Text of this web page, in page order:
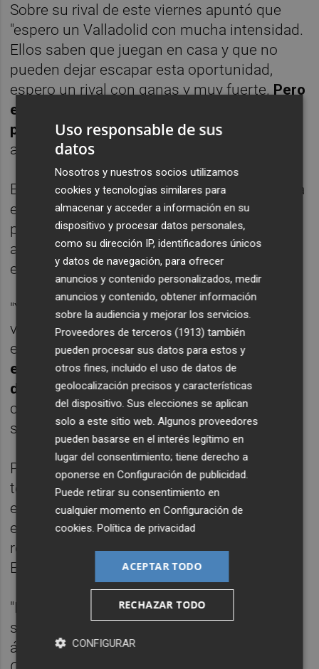
Sobre su rival de este viernes apuntó que
"espero un Valladolid con mucha intensidad.
Ellos saben que juegan en casa y que no
pueden dejar escapar esta oportunidad,
espero un rival con ganas y muy fuerte. Pero
espero que mi equipo se un equipo con
personalidady que sea un equipo que salga
a competir desde el primer minuto".
El partido cobra una especial relevancia para
el Villarreal, que ocupa la penúltima plaza, y
para el Valladolid, ya que en caso de ganar
aumentaría a nueve puntos la diferencia con
el conjunto castellonense.
"Ya todos los partidos de aquí hasta el final
van a ser muy importantes y este además lo
es con un rival directo.El Valladolid es un
equipo que ya nos ganó en casa y al que es
difícil hacerles daño.Son un equipo sólido,
comprometido y que juegan unidos
siempre", apostilló.
Por último, recordó la mala fortuna que han
tenido esta temporada cuando se han
enfrentado a jugadores que tienen cedidos
en otros clubes, algo que espera que no se
repita este viernes con el delantero turco
Enes Unal.
"Deberemos estar atentos con Unal,
sabemos lo que puede aportar y que en el
área es peligroso. Ya hemos visto que Leo y
Uso responsable de sus
datos
Nosotros y nuestros socios utilizamos
cookies y tecnologías similares para
almacenar y acceder a información en su
dispositivo y procesar datos personales,
como su dirección IP, identificadores únicos
y datos de navegación, para ofrecer
anuncios y contenido personalizados, medir
anuncios y contenido, obtener información
sobre la audiencia y mejorar los servicios.
Proveedores de terceros (1913) también
pueden procesar sus datos para estos y
otros fines, incluido el uso de datos de
geolocalización precisos y características
del dispositivo. Sus elecciones se aplican
solo a este sitio web. Algunos proveedores
pueden basarse en el interés legítimo en
lugar del consentimiento; tiene derecho a
oponerse enConfiguración de publicidad
Puede retirar su consentimiento en
cualquier momento enConfiguración de
cookies .Política de privacidad
ACEPTAR TODO
RECHAZAR TODO
CONFIGURAR